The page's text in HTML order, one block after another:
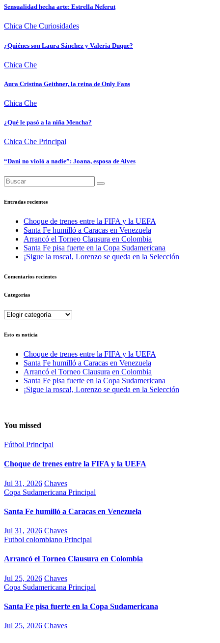
Sensualidad hecha arte: Estrella Neferut
Chica Che Curiosidades
¿Quiénes son Laura Sánchez y Valeria Duque?
Chica Che
Aura Cristina Geithner, la reina de Only Fans
Chica Che
¿Qué le pasó a la niña Mencha?
Chica Che Principal
“Dani no violó a nadie”: Joana, esposa de Alves
Entradas recientes
Choque de trenes entre la FIFA y la UEFA
Santa Fe humilló a Caracas en Venezuela
Arrancó el Torneo Clausura en Colombia
Santa Fe pisa fuerte en la Copa Sudamericana
¡Sigue la rosca!, Lorenzo se queda en la Selección
Comentarios recientes
Categorías
Categorías
Esto es noticia
Choque de trenes entre la FIFA y la UEFA
Santa Fe humilló a Caracas en Venezuela
Arrancó el Torneo Clausura en Colombia
Santa Fe pisa fuerte en la Copa Sudamericana
¡Sigue la rosca!, Lorenzo se queda en la Selección
You missed
Fútbol Principal
Choque de trenes entre la FIFA y la UEFA
Jul 31, 2026 Chaves
Copa Sudamericana Principal
Santa Fe humilló a Caracas en Venezuela
Jul 31, 2026 Chaves
Futbol colombiano Principal
Arrancó el Torneo Clausura en Colombia
Jul 25, 2026 Chaves
Copa Sudamericana Principal
Santa Fe pisa fuerte en la Copa Sudamericana
Jul 25, 2026 Chaves